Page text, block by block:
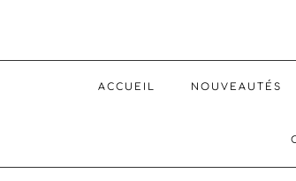
ACCUEIL NOUVEAUTÉS